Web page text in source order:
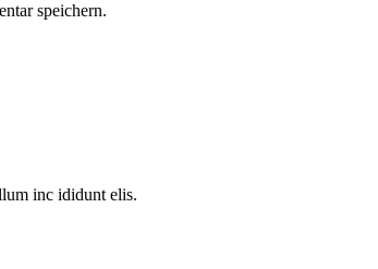
speichern.
inc ididunt elis.